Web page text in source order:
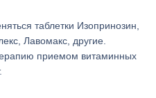
таблетки Изопринозин,
Лавомакс, другие.
приемом витаминных